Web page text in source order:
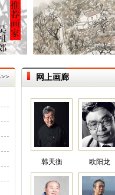
网上画廊